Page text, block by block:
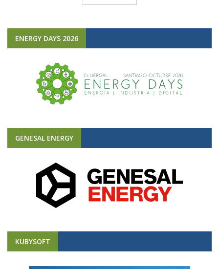
ENERGY DAYS 2026
GENESAL ENERGY
KUBYSOFT